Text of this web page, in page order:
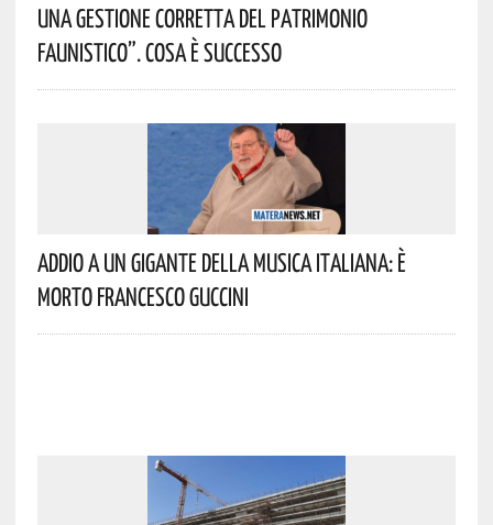
Una Gestione Corretta Del Patrimonio
Faunistico”. Cosa È Successo
Addio A Un Gigante Della Musica Italiana: È
Morto Francesco Guccini